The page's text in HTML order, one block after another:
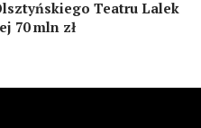
Teatru Lalek
70 mln zł